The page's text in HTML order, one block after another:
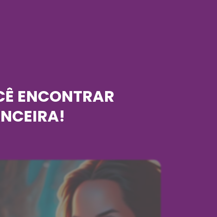
ENCONTRAR